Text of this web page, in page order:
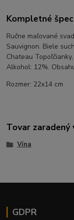
Kompletné
Ručne maľované
Sauvignon. Biele
Chateau
Alkohol: 12%.
Rozmer: 22x14 cm
Tovar zaradený
Vína
GDPR